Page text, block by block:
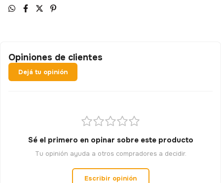
Opiniones de clientes
Dejá tu opinión
Sé el primero en opinar sobre este producto
Tu opinión ayuda a otros compradores a decidir.
Escribir opinión